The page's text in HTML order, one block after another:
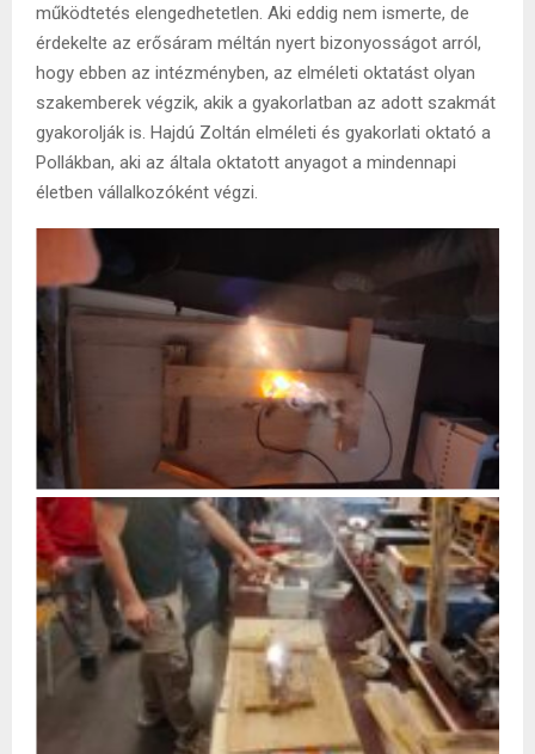
működtetés elengedhetetlen. Aki eddig nem ismerte, de
érdekelte az erősáram méltán nyert bizonyosságot arról,
hogy ebben az intézményben, az elméleti oktatást olyan
szakemberek végzik, akik a gyakorlatban az adott szakmát
gyakorolják is. Hajdú Zoltán elméleti és gyakorlati oktató a
Pollákban, aki az általa oktatott anyagot a mindennapi
életben vállalkozóként végzi.